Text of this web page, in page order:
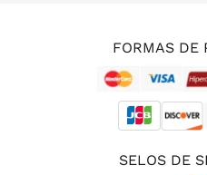
FORMAS DE
SELOS DE